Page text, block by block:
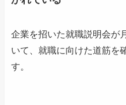
企業を招いた就職説明会が
いて、就職に向けた道筋を
す。